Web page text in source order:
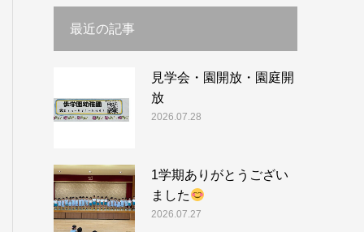
最近の記事
見学会・園開放・園庭開
放
2026.07.28
1学期ありがとうござい
ました
2026.07.27